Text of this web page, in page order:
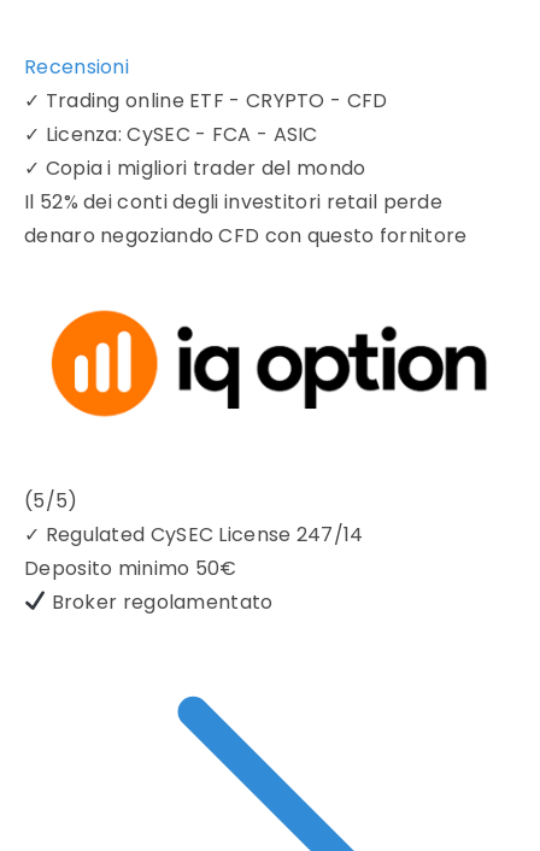
Recensioni
✓ Trading online ETF - CRYPTO - CFD
✓ Licenza: CySEC - FCA - ASIC
✓ Copia i migliori trader del mondo
Il 52% dei conti degli investitori retail perde
denaro negoziando CFD con questo fornitore
(5/5)
✓ Regulated CySEC License 247/14
Deposito minimo 50€
Broker regolamentato